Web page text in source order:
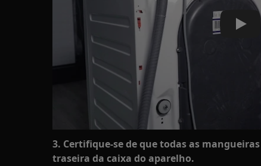
Play
3. Certifique-se de que todas as
traseira da caixa do aparelho.